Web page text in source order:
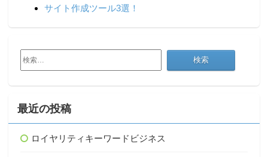
サイト作成ツール3選！
検
索:
最近の投稿
ロイヤリティキーワードビジネス